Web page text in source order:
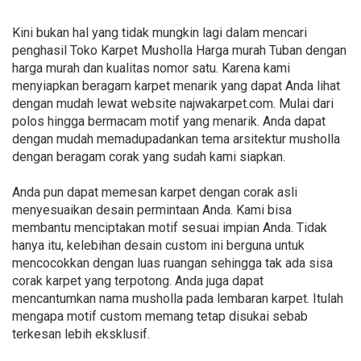
Kini bukan hal yang tidak mungkin lagi dalam mencari
penghasil Toko Karpet Musholla Harga murah Tuban dengan
harga murah dan kualitas nomor satu. Karena kami
menyiapkan beragam karpet menarik yang dapat Anda lihat
dengan mudah lewat website najwakarpet.com. Mulai dari
polos hingga bermacam motif yang menarik. Anda dapat
dengan mudah memadupadankan tema arsitektur musholla
dengan beragam corak yang sudah kami siapkan.
Anda pun dapat memesan karpet dengan corak asli
menyesuaikan desain permintaan Anda. Kami bisa
membantu menciptakan motif sesuai impian Anda. Tidak
hanya itu, kelebihan desain custom ini berguna untuk
mencocokkan dengan luas ruangan sehingga tak ada sisa
corak karpet yang terpotong. Anda juga dapat
mencantumkan nama musholla pada lembaran karpet. Itulah
mengapa motif custom memang tetap disukai sebab
terkesan lebih eksklusif.